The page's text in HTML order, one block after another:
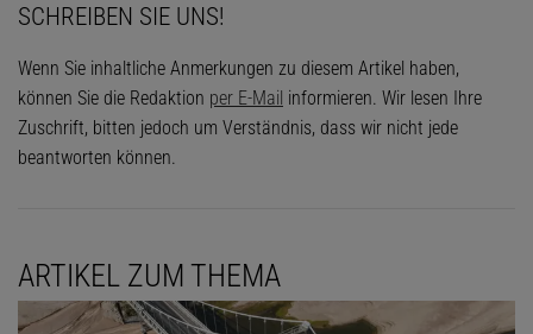
SCHREIBEN SIE UNS!
Wenn Sie inhaltliche Anmerkungen zu diesem Artikel haben,
können Sie die Redaktion per E-Mail informieren. Wir lesen Ihre
Zuschrift, bitten jedoch um Verständnis, dass wir nicht jede
beantworten können.
ARTIKEL ZUM THEMA